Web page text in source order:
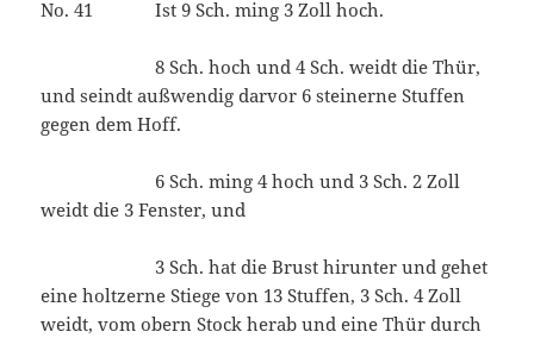
No. 41 Ist 9 Sch. ming 3 Zoll hoch.
8 Sch. hoch und 4 Sch. weidt die Thür,
und seindt außwendig darvor 6 steinerne Stuffen
gegen dem Hoff.
6 Sch. ming 4 hoch und 3 Sch. 2 Zoll
weidt die 3 Fenster, und
3 Sch. hat die Brust hirunter und gehet
eine holtzerne Stiege von 13 Stuffen, 3 Sch. 4 Zoll
weidt, vom obern Stock herab und eine Thür durch